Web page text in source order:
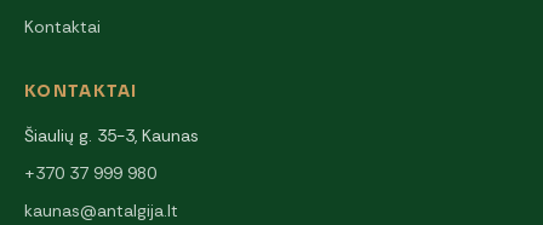
Kontaktai
KONTAKTAI
Šiaulių g. 35-3, Kaunas
+370 37 999 980
kaunas@antalgija.lt